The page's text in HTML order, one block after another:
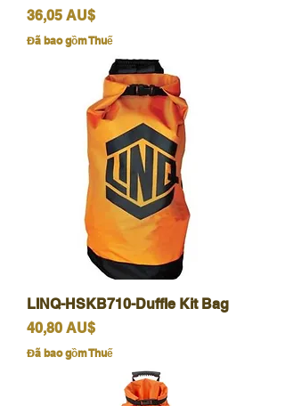
Giá
36,05 AU$
Đã bao gồm Thuế
LINQ-HSKB710-Duffle Kit Bag
Giá
40,80 AU$
Đã bao gồm Thuế